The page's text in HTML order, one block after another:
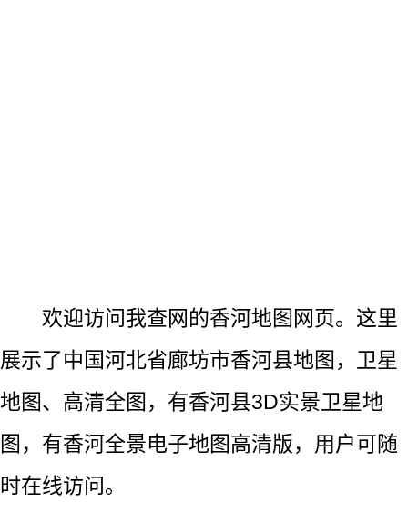
欢迎访问我查网的香河地图网页。这里
展示了中国河北省廊坊市香河县地图，卫星
地图、高清全图，有香河县3D实景卫星地
图，有香河全景电子地图高清版，用户可随
时在线访问。